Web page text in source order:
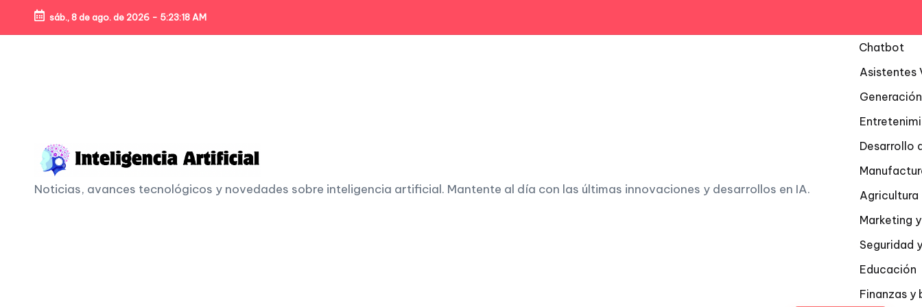
Skip
sáb., 8 de ago. de 2026 - 5:23:20 AM
I
Noticias, avances tecnológicos y novedades sobre inteligencia artificial. Mantente al día con las últimas innovaciones y desarrollos en IA.
Chatbot
Asistentes
Desarrollo
Agricultura
Marketing
Seguridad
Educación
Finanzas y